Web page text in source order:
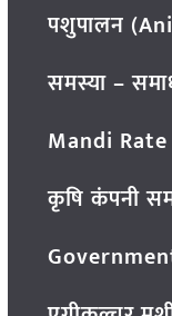
पशुपालन
समस्या –
Mandi Rate
कृषि कंपनी